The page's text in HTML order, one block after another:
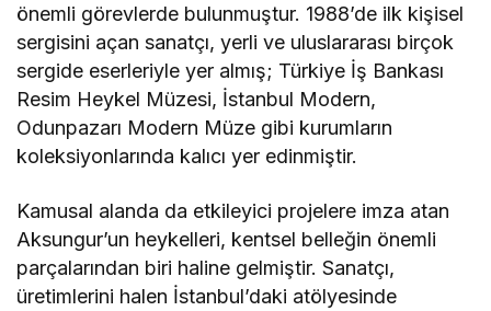
önemli görevlerde bulunmuştur. 1988’de ilk kişisel
sergisini açan sanatçı, yerli ve uluslararası birçok
sergide eserleriyle yer almış; Türkiye İş Bankası
Resim Heykel Müzesi, İstanbul Modern,
Odunpazarı Modern Müze gibi kurumların
koleksiyonlarında kalıcı yer edinmiştir.
Kamusal alanda da etkileyici projelere imza atan
Aksungur’un heykelleri, kentsel belleğin önemli
parçalarından biri haline gelmiştir. Sanatçı,
üretimlerini halen İstanbul’daki atölyesinde